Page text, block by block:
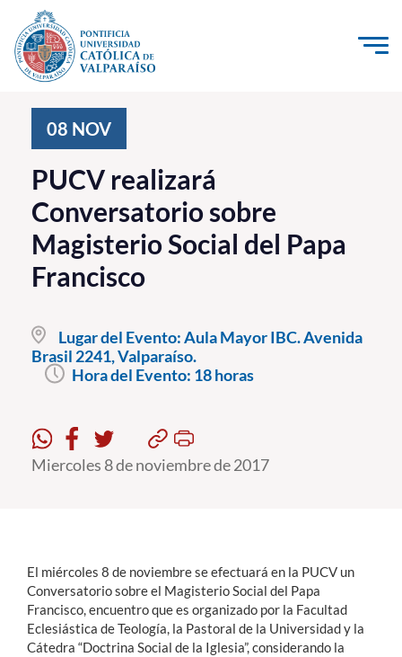
Click acá para ir directamente al contenido
Investigación, Creación e Innovación
PUCV Internacional
Vinculación con el Medio
Admisión
Pregrado
Postgrado
Estudiantes
English
08 NOV
PUCV realizará
Conversatorio sobre
Magisterio Social del Papa
Francisco
Lugar del Evento:Aula Mayor IBC. Avenida
Brasil 2241, Valparaíso.
Hora del Evento: 18 horas
Miercoles 8 de noviembre de 2017
El miércoles 8 de noviembre se efectuará en la PUCV un
Conversatorio sobre el Magisterio Social del Papa
Francisco, encuentro que es organizado por la Facultad
Eclesiástica de Teología, la Pastoral de la Universidad y la
Cátedra “Doctrina Social de la Iglesia”, considerando la